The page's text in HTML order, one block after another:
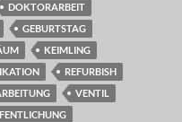
DOKTORARBEIT
GEBURTSTAG
KEIMLING
REFURBISH
VENTIL